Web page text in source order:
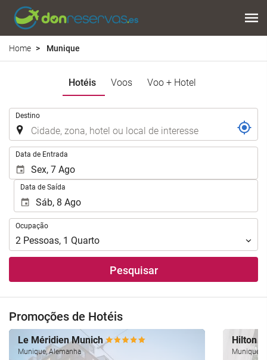
Home Munique
Hotéis Voos Voo + Hotel
Destino
Data de Entrada
Data de Saída
Ocupação
Ocupação
2 Pessoas, 1 Quarto
Pesquisar
Promoções de Hotéis
Le Méridien Munich
Munique, Alemanha
Hilton
Munique,